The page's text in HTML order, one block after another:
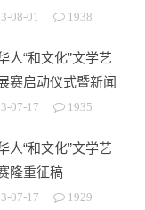
08-01 1938
人“和文化”文学艺
赛启动仪式暨新闻
在京成功举办
07-17 1935
人“和文化”文学艺
隆重征稿
07-17 1929